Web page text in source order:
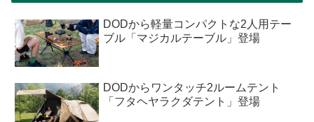
DODから軽量コンパクトな2人用テー
ブル「マジカルテーブル」登場
DODからワンタッチ2ルームテント
「フタヘヤラクダテント」登場